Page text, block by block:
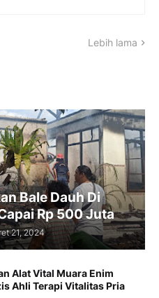
Lebih lama
Bale Dauh Di
Rp 500 Juta
21, 2024
Alat Vital Muara Enim
Ahli Terapi Vitalitas Pria